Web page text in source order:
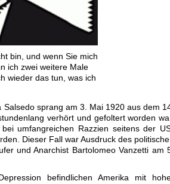
bin, und wenn Sie mich
ich zwei weitere Male
wieder das tun, was ich
sprang am 3. Mai 1920 aus dem
verhört und gefoltert worden
umfangreichen Razzien seitens der
Dieser Fall war Ausdruck des
und Anarchist Bartolomeo Vanzetti am
befindlichen Amerika mit